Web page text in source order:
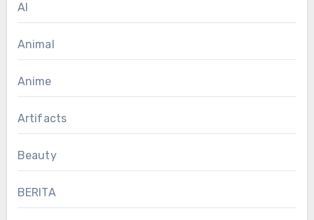
AI
Animal
Anime
Artifacts
Beauty
BERITA